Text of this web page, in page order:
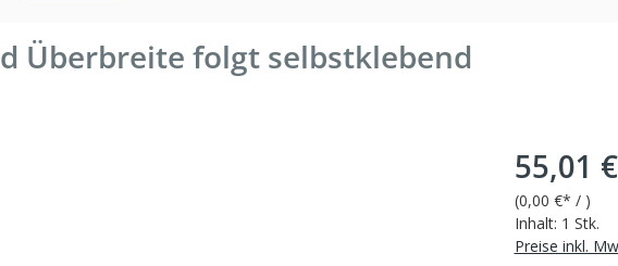
Überbreite folgt selbstklebend
55,01 €
(0,00 €* / )
Inhalt: 1 Stk.
Preise inkl.